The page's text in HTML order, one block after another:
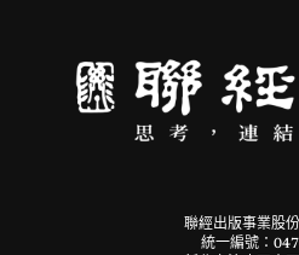
聯經出版事業股
統一編號：